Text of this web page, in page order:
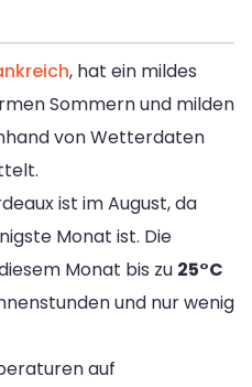
, hat ein mildes
Sommern und milden
von Wetterdaten
ist im August, da
Monat ist. Die
Monat bis zu 25°C
und nur wenig
auf